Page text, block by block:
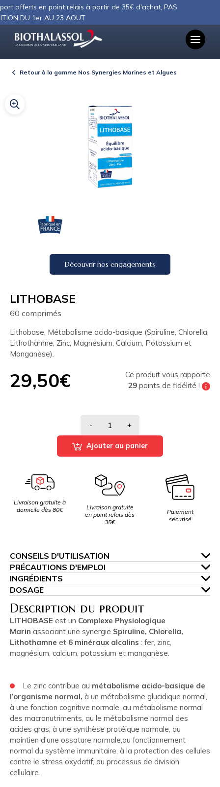
en point relais à partir de 35€ d'achat, PAS
DU 1er AU 23 AOUT
LA NUTRITION DE LA MER POUR LA VIE
Retour à la gamme Nos Synergies Marines et Algues
Découvrir nos engagements
LITHOBASE
60 comprimés
Lithobase, Métabolisme acido-basique (Spiruline, Chlorella,
Lithothamne, Zinc, Magnésium, Calcium, Potassium et
Manganèse).
29,50€
Ce produit vous rapporte
29points de fidélité !
- +
Ajouter au panier
Livraison gratuite à
domicile dès 80€
Livraison gratuite
en point relais dès
35€
Paiement
sécurisé
CONSEILS D'UTILISATION
PRÉCAUTIONS D'EMPLOI
INGRÉDIENTS
DOSAGE
Description du produit
LITHOBASE est un Complexe Physiologique
Marin associant une synergie Spiruline, Chlorella,
Lithothamne et 6 minéraux alcalins : fer, zinc,
magnésium, calcium, potassium et manganèse.
Le zinc contribue au métabolisme acido-basique de
l’organisme normal, à un métabolisme glucidique normal,
à une fonction cognitive normale, au métabolisme normal
des macronutriments, au le métabolisme normal des
acides gras, à une synthèse protéique normale, au
maintien d’une ossature normale,au fonctionnement
normal du système immunitaire, à la protection des cellules
contre le stress oxydatif, au processus de division
cellulaire.
Panneau de gestion des cookies